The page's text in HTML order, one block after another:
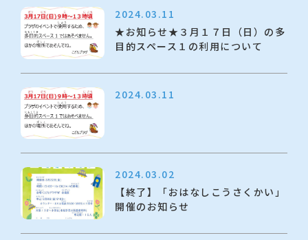
2024.03.11
★お知らせ★３月１７日（日）の多
目的スペース１の利用について
2024.03.11
2024.03.02
【終了】「おはなしこうさくかい」
開催のお知らせ